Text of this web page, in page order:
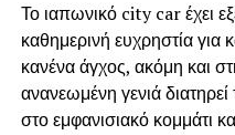
Το ιαπωνικό city car έχει
καθημερινή ευχρηστία
κανένα άγχος, ακόμη και
ανανεωμένη γενιά
στο εμφανισιακό κομμάτι